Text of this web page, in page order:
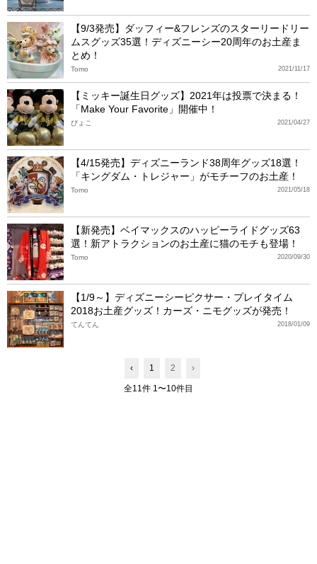
【9/3発売】ダッフィー&フレンズのスターリードリー
ムスグッズ35選！ディズニーシー20周年のお土産ま
とめ！
2021/11/17
Tomo
【ミッキー誕生日グッズ】2021年は投票で決まる！
「Make Your Favorite」開催中！
2021/04/27
ぴょこ
【4/15発売】ディズニーランド38周年グッズ18選！
「キングダム・トレジャー」がモチーフのお土産！
2021/05/18
Tomo
【新発売】ベイマックスのハッピーライドグッズ63
選！新アトラクションのお土産に猫のモチも登場！
2020/09/30
Tomo
【1/9～】ディズニーシーピクサー・プレイタイム
2018お土産グッズ！カーズ・ニモグッズが発売！
2018/01/09
てんてん
‹ 1 2 ›
全11件 1〜10件目